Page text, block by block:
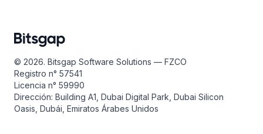
© 2026. Bitsgap Software Solutions — FZCO
Registro n° 57541
Licencia n° 59990
Dirección: Building A1, Dubai Digital Park, Dubai Silicon
Oasis, Dubái, Emiratos Árabes Unidos